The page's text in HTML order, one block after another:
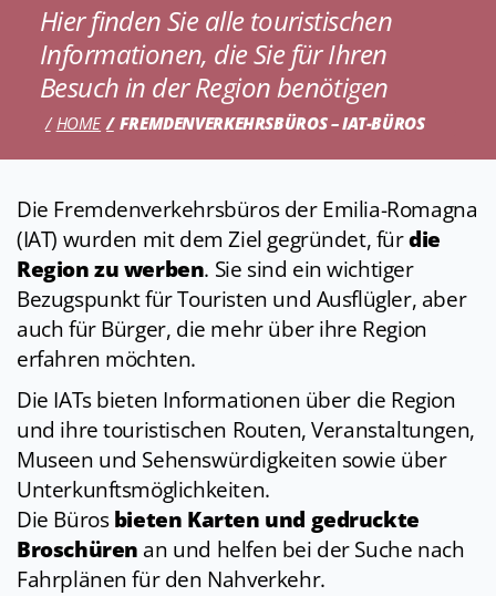
Hier finden Sie alle touristischen
Informationen, die Sie für Ihren
Besuch in der Region benötigen
HOME FREMDENVERKEHRSBÜROS – IAT-BÜROS
Die Fremdenverkehrsbüros der Emilia-Romagna
(IAT) wurden mit dem Ziel gegründet, fürdie
Region zu werben. Sie sind ein wichtiger
Bezugspunkt für Touristen und Ausflügler, aber
auch für Bürger, die mehr über ihre Region
erfahren möchten.
Die IATs bieten Informationen über die Region
und ihre touristischen Routen, Veranstaltungen,
Museen und Sehenswürdigkeiten sowie über
Unterkunftsmöglichkeiten.
Die Bürosbieten Karten und gedruckte
Broschüren an und helfen bei der Suche nach
Fahrplänen für den Nahverkehr.